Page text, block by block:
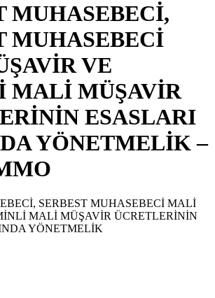
MUHASEBECİ,
MUHASEBECİ
VE
MALİ MÜŞAVİR
ESASLARI
YÖNETMELİK –
SERBEST MUHASEBECİ MALİ
MALİ MÜŞAVİR ÜCRETLERİNİN
YÖNETMELİK